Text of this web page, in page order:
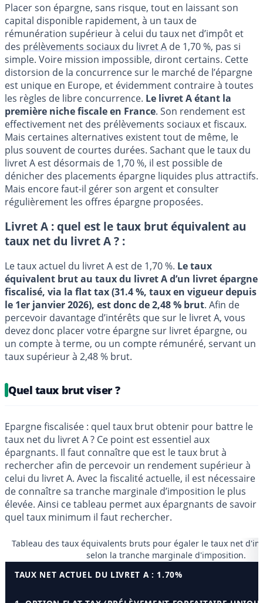
Placer son épargne, sans risque, tout en laissant son
capital disponible rapidement, à un taux de
rémunération supérieur à celui du taux net d’impôt et
des prélèvements sociaux du livret A de 1,70 %, pas si
simple. Voire mission impossible, diront certains. Cette
distorsion de la concurrence sur le marché de l’épargne
est unique en Europe, et évidemment contraire à toutes
les règles de libre concurrence. Le livret A étant la
première niche fiscale en France. Son rendement est
effectivement net des prélèvements sociaux et fiscaux.
Mais certaines alternatives existent tout de même, le
plus souvent de courtes durées. Sachant que le taux du
livret A est désormais de 1,70 %, il est possible de
dénicher des placements épargne liquides plus attractifs.
Mais encore faut-il gérer son argent et consulter
régulièrement les offres épargne proposées.
Livret A : quel est le taux brut équivalent au
taux net du livret A ? :
Le taux actuel du livret A est de 1,70 %. Le taux
équivalent brut au taux du livret A d’un livret épargne
fiscalisé, via la flat tax (31.4 %, taux en vigueur depuis
le 1er janvier 2026), est donc de 2,48 % brut. Afin de
percevoir davantage d’intérêts que sur le livret A, vous
devez donc placer votre épargne sur livret épargne, ou
un compte à terme, ou un compte rémunéré, servant un
taux supérieur à 2,48 % brut.
Quel taux brut viser ?
Epargne fiscalisée : quel taux brut obtenir pour battre le
taux net du livret A ? Ce point est essentiel aux
épargnants. Il faut connaître que est le taux brut à
rechercher afin de percevoir un rendement supérieur à
celui du livret A. Avec la fiscalité actuelle, il est nécessaire
de connaître sa tranche marginale d’imposition le plus
élevée. Ainsi ce tableau permet aux épargnants de savoir
quel taux minimum il faut rechercher.
Tableau des taux équivalents bruts pour égaler le taux net
selon la tranche marginale d'imposition.
TAUX NET ACTUEL DU LIVRET A : 1.70%